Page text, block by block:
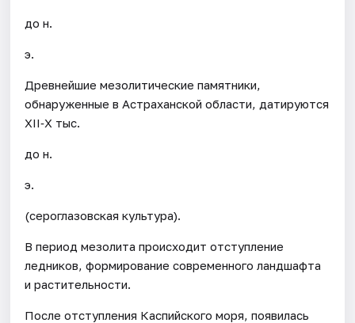
до н.
э.
Древнейшие мезолитические памятники,
обнаруженные в Астраханской области, датируются
XII‐X тыс.
до н.
э.
(сероглазовская культура).
В период мезолита происходит отступление
ледников, формирование современного ландшафта
и растительности.
После отступления Каспийского моря, появилась